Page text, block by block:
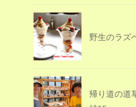
野生のラズ
帰り道の道